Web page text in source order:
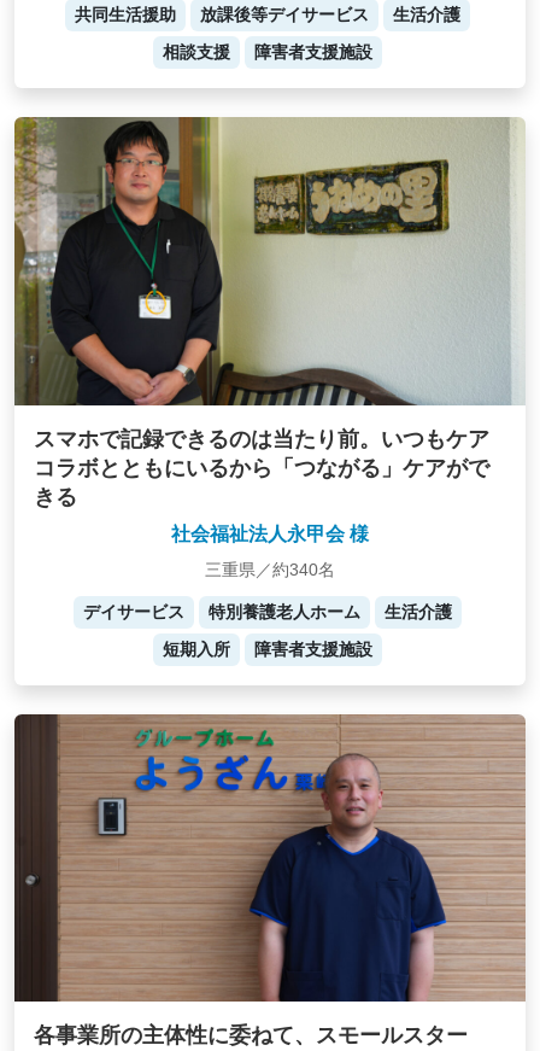
共同生活援助 放課後等デイサービス
生活介護
相談支援
障害者支援施設
スマホで記録できるのは当たり前。いつもケア
コラボとともにいるから「つながる」ケアがで
きる
社会福祉法人永甲会 様
三重県／約340名
デイサービス 特別養護老人ホーム
生活介護
短期入所
障害者支援施設
各事業所の主体性に委ねて、スモールスター